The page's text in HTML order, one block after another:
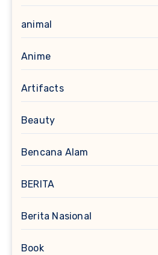
animal
Anime
Artifacts
Beauty
Bencana Alam
BERITA
Berita Nasional
Book